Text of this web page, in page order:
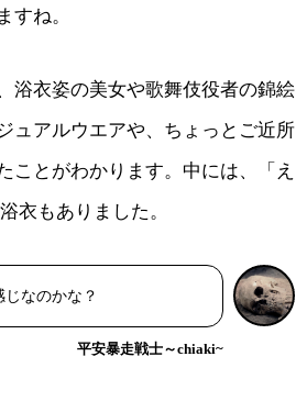
すね。
浴衣姿の美女や歌舞伎役者の錦絵
ュアルウエアや、ちょっとご近所
ことがわかります。中には、「え
衣もありました。
なのかな？
平安暴走戦士～chiaki~